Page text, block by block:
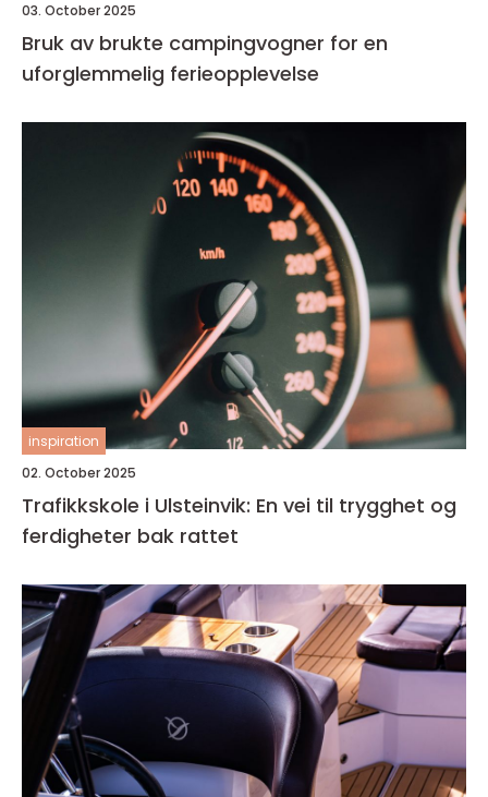
03. October 2025
Bruk av brukte campingvogner for en
uforglemmelig ferieopplevelse
inspiration
02. October 2025
Trafikkskole i Ulsteinvik: En vei til trygghet og
ferdigheter bak rattet